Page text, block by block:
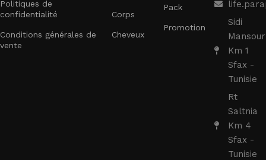
Politiques de
confidentialité
Conditions générales de
vente
Corps
Cheveux
Pack
Promotion
Sidi
Mansour
Km 1
Sfax -
Tunisie
Rt
Saltnia
Km 4
Sfax -
Tunisie